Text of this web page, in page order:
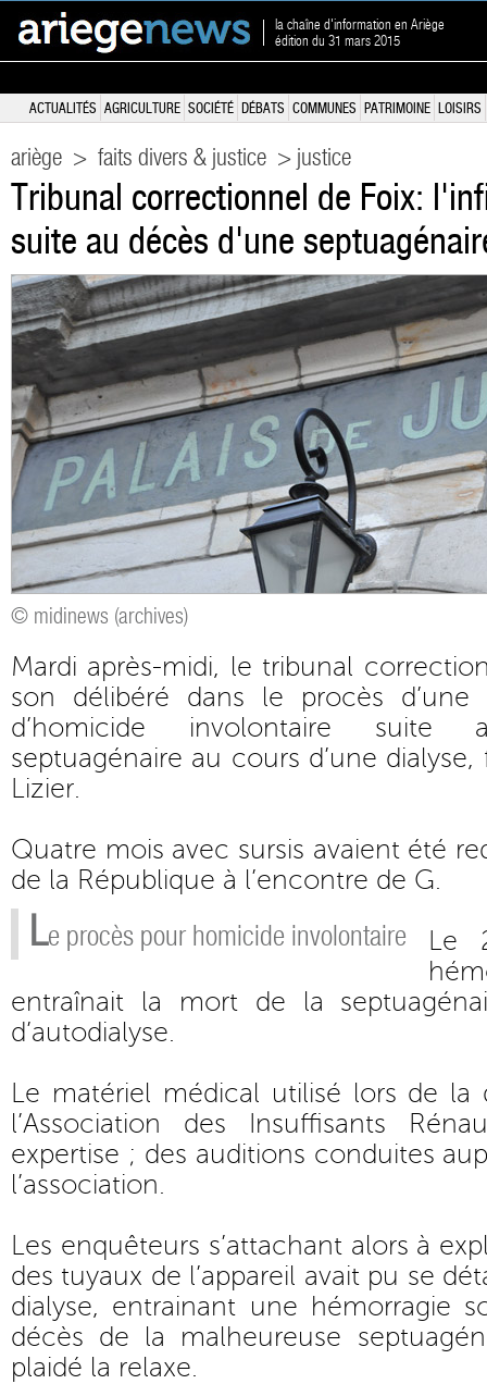
la chaîne d'information en Ariège
édition du 31 mars 2015
ACTUALITÉS AGRICULTURE SOCIÉTÉ DÉBATS COMMUNES PATRIMOINE LOISIRS
ariège > faits divers & justice > justice
Tribunal correctionnel de Foix:
suite au décès d'une
© midinews (archives)
Mardi après-midi, le tribunal
son délibéré dans le procès d’une
d’homicide involontaire suite
septuagénaire au cours d’une
Lizier.
Quatre mois avec sursis avaient été
de la République à l’encontre de G.
Le procès pour homicide involontaire
Le
entraînait la mort de la
d’autodialyse.
Le matériel médical utilisé lors de la
l’Association des Insuffisants
expertise ; des auditions conduites
l’association.
Les enquêteurs s’attachant alors à
des tuyaux de l’appareil avait pu se
dialyse, entrainant une hémorragie
décès de la malheureuse
plaidé la relaxe.